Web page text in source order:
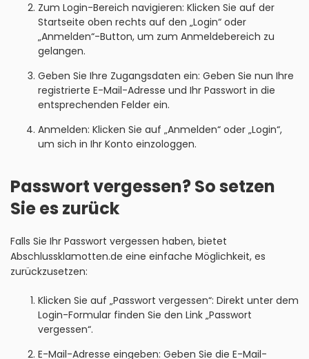
Zum Login-Bereich navigieren: Klicken Sie auf der
Startseite oben rechts auf den „Login“ oder
„Anmelden“-Button, um zum Anmeldebereich zu
gelangen.
Geben Sie Ihre Zugangsdaten ein: Geben Sie nun Ihre
registrierte E-Mail-Adresse und Ihr Passwort in die
entsprechenden Felder ein.
Anmelden: Klicken Sie auf „Anmelden“ oder „Login“,
um sich in Ihr Konto einzologgen.
Passwort vergessen? So setzen
Sie es zurück
Falls Sie Ihr Passwort vergessen haben, bietet
Abschlussklamotten.de eine einfache Möglichkeit, es
zurückzusetzen:
Klicken Sie auf „Passwort vergessen“: Direkt unter dem
Login-Formular finden Sie den Link „Passwort
vergessen“.
E-Mail-Adresse eingeben: Geben Sie die E-Mail-